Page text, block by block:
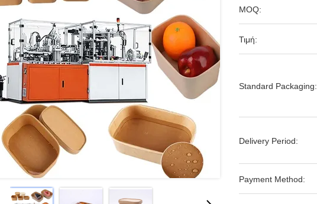
MOQ:
Τιμή:
Standard Packaging:
Delivery Period:
Payment Method: